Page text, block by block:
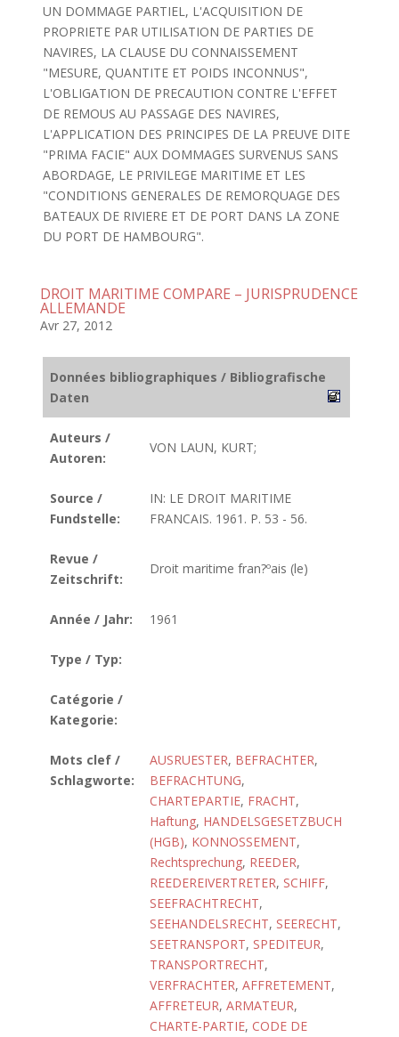
UN DOMMAGE PARTIEL, L'ACQUISITION DE
PROPRIETE PAR UTILISATION DE PARTIES DE
NAVIRES, LA CLAUSE DU CONNAISSEMENT
"MESURE, QUANTITE ET POIDS INCONNUS",
L'OBLIGATION DE PRECAUTION CONTRE L'EFFET
DE REMOUS AU PASSAGE DES NAVIRES,
L'APPLICATION DES PRINCIPES DE LA PREUVE DITE
"PRIMA FACIE" AUX DOMMAGES SURVENUS SANS
ABORDAGE, LE PRIVILEGE MARITIME ET LES
"CONDITIONS GENERALES DE REMORQUAGE DES
BATEAUX DE RIVIERE ET DE PORT DANS LA ZONE
DU PORT DE HAMBOURG".
DROIT MARITIME COMPARE – JURISPRUDENCE
ALLEMANDE
Avr 27, 2012
Données bibliographiques / Bibliografische
Daten
Auteurs /
Autoren:
VON LAUN, KURT;
Source /
Fundstelle:
IN: LE DROIT MARITIME
FRANCAIS. 1961. P. 53 - 56.
Revue /
Zeitschrift:
Droit maritime fran?ºais (le)
Année / Jahr: 1961
Type / Typ:
Catégorie /
Kategorie:
Mots clef /
Schlagworte:
AUSRUESTER, BEFRACHTER,
BEFRACHTUNG,
CHARTEPARTIE, FRACHT,
Haftung, HANDELSGESETZBUCH
(HGB), KONNOSSEMENT,
Rechtsprechung, REEDER,
REEDEREIVERTRETER, SCHIFF,
SEEFRACHTRECHT,
SEEHANDELSRECHT, SEERECHT,
SEETRANSPORT, SPEDITEUR,
TRANSPORTRECHT,
VERFRACHTER, AFFRETEMENT,
AFFRETEUR, ARMATEUR,
CHARTE-PARTIE, CODE DE